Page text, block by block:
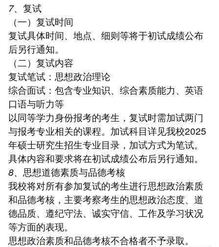
7、 复试
（一）复试时间
复试具体时间、地点、细则等将于初试成绩公布
后另行通知。
（二）复试内容
复试笔试：思想政治理论
综合面试：包含专业知识、综合素质能力、英语
口语与听力等
以同等学力身份报考的考生，复试时需加试两门
与报考专业相关的课程。加试科目详见我校2025
年硕士研究生招生专业目录，加试方式为笔试。
具体内容和要求将在初试成绩公布后另行通知。
8、 思想道德素质与品德考核
我校将对所有参加复试的考生进行思想政治素质
和品德考核，主要考察考生的思想政治态度、道
德品质、遵纪守法、诚实守信、工作及学习状况
等方面的表现。
思想政治素质和品德考核不合格者不予录取。